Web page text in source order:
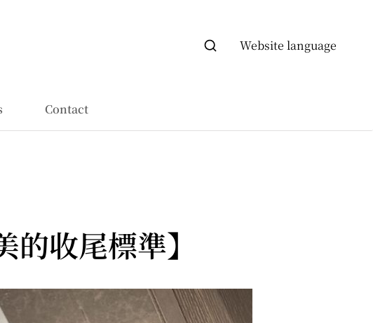
Website language
Contact
的收尾標準】